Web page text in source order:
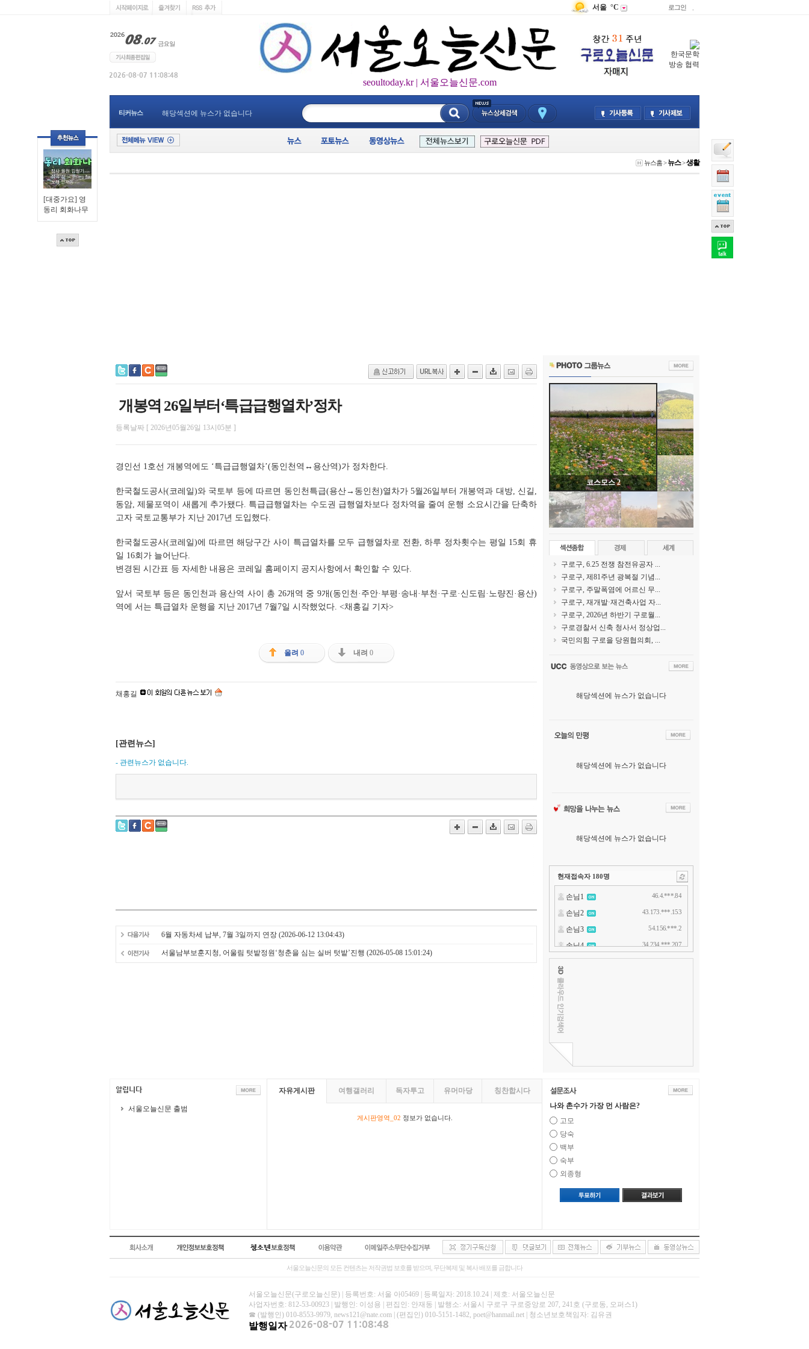
[대중가요] 영
동리 회화나무
서울 °C 로그인
seoultoday.kr | 서울오늘신문.com
한국문학
방송 협력
티커뉴스 해당섹션에 뉴스가 없습니다
뉴스홈>뉴스>생활
개봉역 26일부터‘특급급행열차’정차
등록날짜 [ 2026년05월26일 13시05분 ]
경인선 1호선 개봉역에도 ‘특급급행열차’(동인천역↔용산역)가 정차한다.
한국철도공사(코레일)와 국토부 등에 따르면 동인천특급(용산→동인천)열차가 5월26일부터 개봉역과 대방, 신길,
동암, 제물포역이 새롭게 추가됐다. 특급급행열차는 수도권 급행열차보다 정차역을 줄여 운행 소요시간을 단축하
고자 국토교통부가 지난 2017년 도입했다.
한국철도공사(코레일)에 따르면 해당구간 사이 특급열차를 모두 급행열차로 전환, 하루 정차횟수는 평일 15회 휴
일 16회가 늘어난다.
변경된 시간표 등 자세한 내용은 코레일 홈페이지 공지사항에서 확인할 수 있다.
앞서 국토부 등은 동인천과 용산역 사이 총 26개역 중 9개(동인천·주안·부평·송내·부천·구로·신도림·노량진·용산)
역에 서는 특급열차 운행을 지난 2017년 7월7일 시작했었다. <채홍길 기자>
올려 0 내려 0
채홍길
[관련뉴스]
- 관련뉴스가 없습니다.
6월 자동차세 납부, 7월 3일까지 연장 (2026-06-12 13:04:43)
서울남부보훈지청, 어울림 텃밭정원‘청춘을 심는 실버 텃밭’진행 (2026-05-08 15:01:24)
코스모스 2
구로구, 6.25 전쟁 참전유공자 ...
구로구, 제81주년 광복절 기념...
구로구, 주말폭염에 어르신 무...
구로구, 재개발·재건축사업 자...
구로구, 2026년 하반기 구로월...
구로경찰서 신축 청사서 정상업...
국민의힘 구로을 당원협의회, ...
해당섹션에 뉴스가 없습니다
해당섹션에 뉴스가 없습니다
해당섹션에 뉴스가 없습니다
현재접속자 180명
서울오늘신문 출범
자유게시판 여행갤러리 독자투고 유머마당 칭찬합시다
게시판영역_02 정보가 없습니다.
나와 촌수가 가장 먼 사람은?
고모
당숙
백부
숙부
외종형
서울오늘신문의 모든 컨텐츠는 저작권법 보호를 받으며, 무단복제 및 복사 배포를 금합니다
서울오늘신문(구로오늘신문) | 등록번호: 서울 아05469 | 등록일자: 2018.10.24 | 제호: 서울오늘신문
사업자번호: 812-53-00923 | 발행인: 이성용 | 편집인: 안재동 | 발행소: 서울시 구로구 구로중앙로 207, 241호 (구로동, 오퍼스1)
☎ (발행인) 010-8553-9979, news121@nate.com | (편집인) 010-5151-1482, poet@hanmail.net | 청소년보호책임자: 김유권
발행일자